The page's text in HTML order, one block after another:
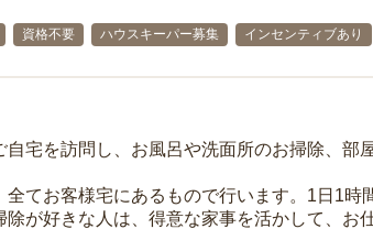
資格不要 ハウスキーパー募集 インセンティブあり
宅を訪問し、お風呂や洗面所のお掃除、部
てお客様宅にあるもので行います。1日1時
が好きな人は、得意な家事を活かして、お